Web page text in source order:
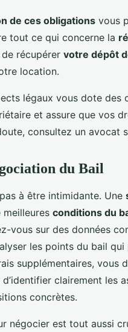
de ces obligations vous
tout ce qui concerne la
récupérer votre dépôt
location.
légaux vous dote des
et assure que vos
consultez un avocat
du Bail
pas à être intimidante. Une
conditions du
vous sur des données
les points du bail
supplémentaires, vous
clairement les
concrètes.
négocier est tout aussi